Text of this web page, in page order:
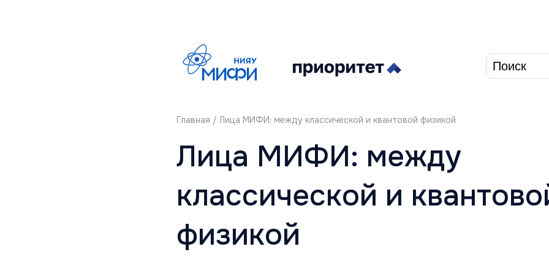
Форма
Главная / Лица МИФИ: между классической и квантовой физикой
Лица МИФИ: между
классической и
физикой